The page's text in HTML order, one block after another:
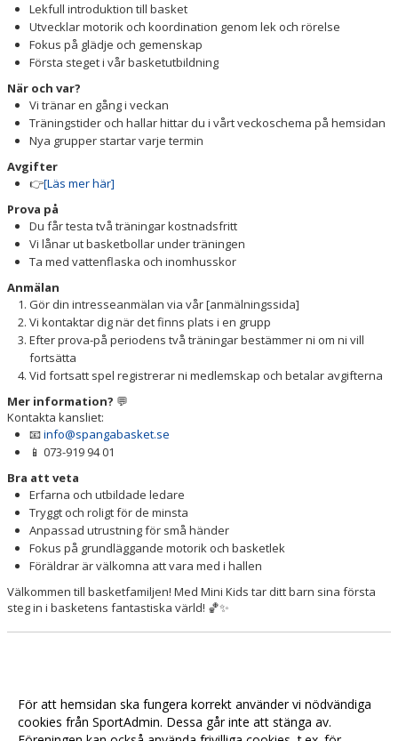
Lekfull introduktion till basket
Utvecklar motorik och koordination genom lek och rörelse
Fokus på glädje och gemenskap
Första steget i vår basketutbildning
När och var?
Vi tränar en gång i veckan
Träningstider och hallar hittar du i vårt veckoschema på hemsidan
Nya grupper startar varje termin
Avgifter
👉[Läs mer här]
Prova på
Du får testa två träningar kostnadsfritt
Vi lånar ut basketbollar under träningen
Ta med vattenflaska och inomhusskor
Anmälan
Gör din intresseanmälan via vår [anmälningssida]
Vi kontaktar dig när det finns plats i en grupp
Efter prova-på periodens två träningar bestämmer ni om ni vill
fortsätta
Vid fortsatt spel registrerar ni medlemskap och betalar avgifterna
Mer information? 💬
Kontakta kansliet:
📧info@spangabasket.se
📱 073-919 94 01
Bra att veta
Erfarna och utbildade ledare
Tryggt och roligt för de minsta
Anpassad utrustning för små händer
Fokus på grundläggande motorik och basketlek
Föräldrar är välkomna att vara med i hallen
Välkommen till basketfamiljen! Med Mini Kids tar ditt barn sina första
steg in i basketens fantastiska värld! 🏀✨
För att hemsidan ska fungera korrekt använder vi nödvändiga
cookies från SportAdmin. Dessa går inte att stänga av.